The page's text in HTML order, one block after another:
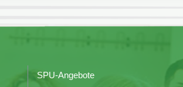
SPU-Angebote